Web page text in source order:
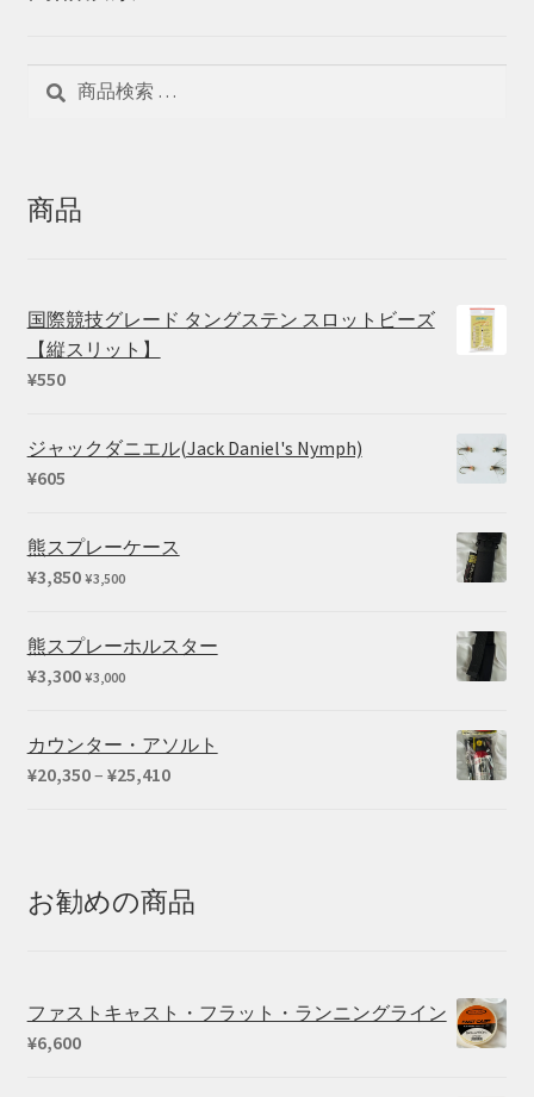
商品
国際競技グレード タングステン スロットビーズ
【縦スリット】
¥550
ジャックダニエル(Jack Daniel's Nymph)
¥605
熊スプレーケース
¥3,850 ¥3,500
熊スプレーホルスター
¥3,300 ¥3,000
カウンター・アソルト
¥20,350– ¥25,410価
–
¥25,410
お勧めの商品
ファストキャスト・フラット・ランニングライン
¥6,600